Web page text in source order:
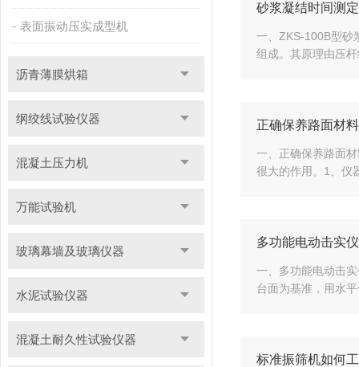
表面振动压实成型机
沥青薄膜烘箱
纲绞线试验仪器
混凝土压力机
万能试验机
玻璃幕墙及玻璃仪器
水泥试验仪器
混凝土耐久性试验仪器
砂浆凝结时间测
一、ZKS-100B型砂
组成。其原理由压
正确保养路面材
一、正确保养路面
很大的作用。1、仪
多功能电动击实
一、多功能电动击
台面为基准，用水
标准振筛机如何